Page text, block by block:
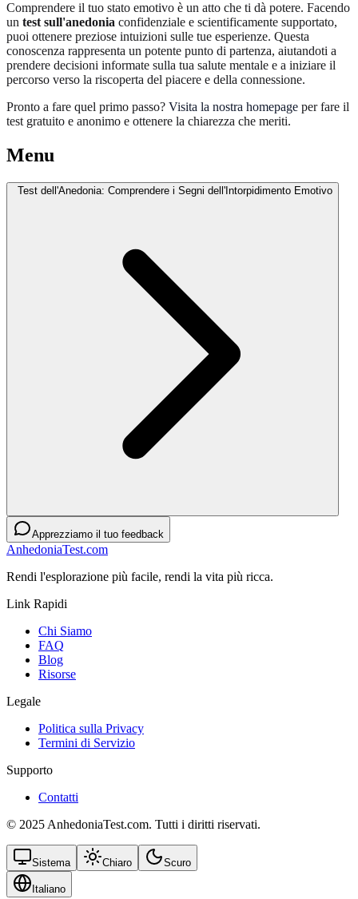
Comprendere il tuo stato emotivo è un atto che ti dà potere. Facendo
un test sull'anedonia confidenziale e scientificamente supportato,
puoi ottenere preziose intuizioni sulle tue esperienze. Questa
conoscenza rappresenta un potente punto di partenza, aiutandoti a
prendere decisioni informate sulla tua salute mentale e a iniziare il
percorso verso la riscoperta del piacere e della connessione.
Pronto a fare quel primo passo? Visita la nostra homepage per fare il
test gratuito e anonimo e ottenere la chiarezza che meriti.
Menu
Test dell'Anedonia: Comprendere i Segni dell'Intorpidimento Emotivo
Apprezziamo il tuo feedback
AnhedoniaTest.com
Rendi l'esplorazione più facile, rendi la vita più ricca.
Link Rapidi
Chi Siamo
FAQ
Blog
Risorse
Legale
Politica sulla Privacy
Termini di Servizio
Supporto
Contatti
© 2025 AnhedoniaTest.com. Tutti i diritti riservati.
Sistema Chiaro Scuro
Italiano